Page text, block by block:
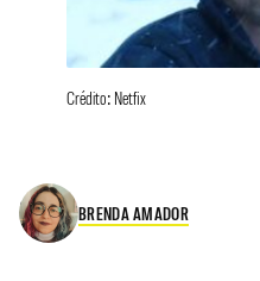
Crédito: Netfix
BRENDA AMADOR